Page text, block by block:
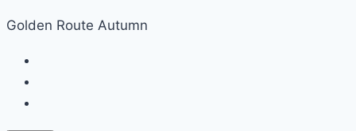
Golden Route Autumn